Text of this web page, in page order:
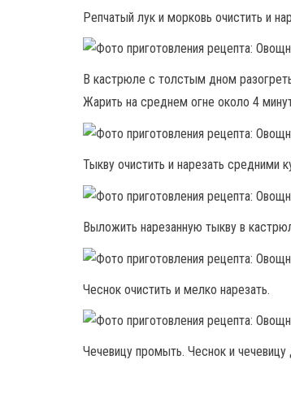
Репчатый лук и морковь очистить и
В кастрюле с толстым дном
Жарить на среднем огне около 4
Тыкву очистить и нарезать средними
Выложить нарезанную тыкву в
Чеснок очистить и мелко нарезать.
Чечевицу промыть. Чеснок и